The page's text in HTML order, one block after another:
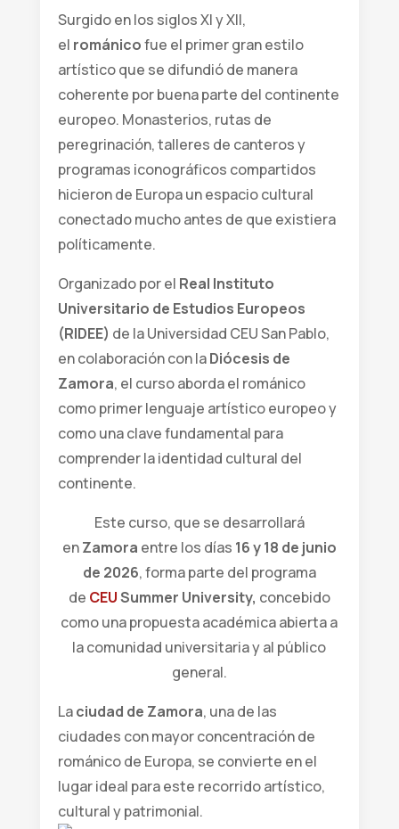
Surgido en los siglos XI y XII,
el románicofue el primer gran estilo
artístico que se difundió de manera
coherente por buena parte del continente
europeo. Monasterios, rutas de
peregrinación, talleres de canteros y
programas iconográficos compartidos
hicieron de Europa un espacio cultural
conectado mucho antes de que existiera
políticamente.
Organizado por el Real Instituto
Universitario de Estudios Europeos
(RIDEE) de la Universidad CEU San Pablo,
en colaboración con laDiócesis de
Zamora, el curso aborda el románico
como primer lenguaje artístico europeo y
como una clave fundamental para
comprender la identidad cultural del
continente.
Este curso, que se desarrollará
enZamora entre los días 16 y 18 de junio
de 2026, forma parte del programa
de CEUSummer University, concebido
como una propuesta académica abierta a
la comunidad universitaria y al público
general.
Laciudad de Zamora, una de las
ciudades con mayor concentración de
románico de Europa, se convierte en el
lugar ideal para este recorrido artístico,
cultural y patrimonial.